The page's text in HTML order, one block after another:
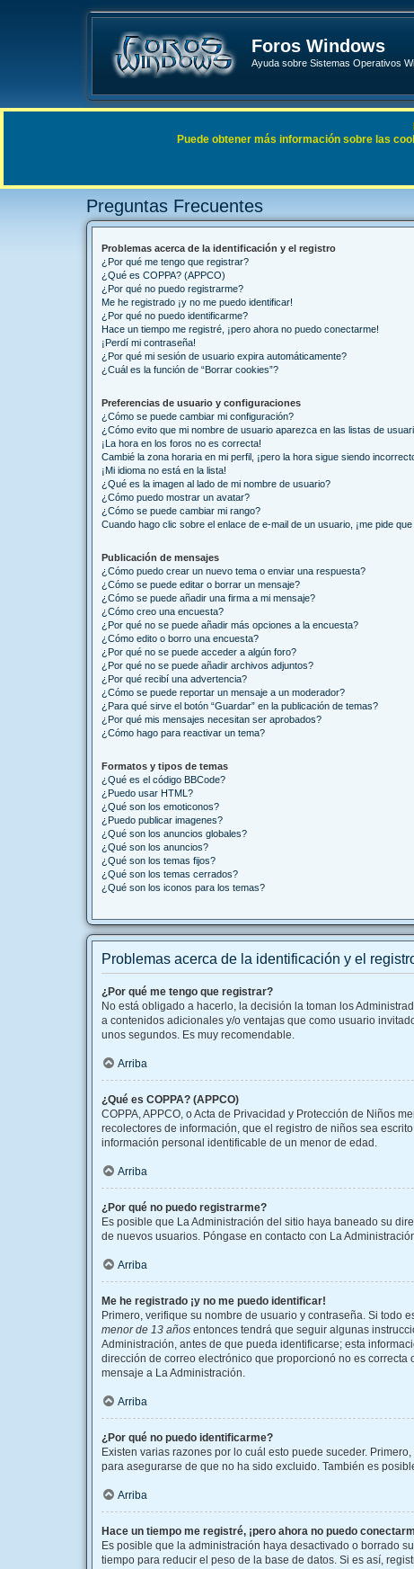
Foros Windows
Ayuda sobre Sistemas Operativos
Enlaces rápidos FAQ
Preguntas Frecuentes
Problemas acerca de la identificación y el registro
¿Por qué me tengo que registrar?
¿Qué es COPPA? (APPCO)
¿Por qué no puedo registrarme?
Me he registrado ¡y no me puedo identificar!
¿Por qué no puedo identificarme?
Hace un tiempo me registré, ¡pero ahora no puedo conectarme!
¡Perdí mi contraseña!
¿Por qué mi sesión de usuario expira automáticamente?
¿Cuál es la función de “Borrar cookies”?
Preferencias de usuario y configuraciones
¿Cómo se puede cambiar mi configuración?
¿Cómo evito que mi nombre de usuario aparezca en las listas de
¡La hora en los foros no es correcta!
Cambié la zona horaria en mi perfil, ¡pero la hora sigue siendo
¡Mi idioma no está en la lista!
¿Qué es la imagen al lado de mi nombre de usuario?
¿Cómo puedo mostrar un avatar?
¿Cómo se puede cambiar mi rango?
Cuando hago clic sobre el enlace de e-mail de un usuario, ¡me pide
Publicación de mensajes
¿Cómo puedo crear un nuevo tema o enviar una respuesta?
¿Cómo se puede editar o borrar un mensaje?
¿Cómo se puede añadir una firma a mi mensaje?
¿Cómo creo una encuesta?
¿Por qué no se puede añadir más opciones a la encuesta?
¿Cómo edito o borro una encuesta?
¿Por qué no se puede acceder a algún foro?
¿Por qué no se puede añadir archivos adjuntos?
¿Por qué recibí una advertencia?
¿Cómo se puede reportar un mensaje a un moderador?
¿Para qué sirve el botón “Guardar” en la publicación de temas?
¿Por qué mis mensajes necesitan ser aprobados?
¿Cómo hago para reactivar un tema?
Formatos y tipos de temas
¿Qué es el código BBCode?
¿Puedo usar HTML?
¿Qué son los emoticonos?
¿Puedo publicar imagenes?
¿Qué son los anuncios globales?
¿Qué son los anuncios?
¿Qué son los temas fijos?
¿Qué son los temas cerrados?
¿Qué son los iconos para los temas?
Problemas acerca de la identificación y el
¿Por qué me tengo que registrar?
No está obligado a hacerlo, la decisión la toman los
a contenidos adicionales y/o ventajas que como usuario
unos segundos. Es muy recomendable.
Arriba
¿Qué es COPPA? (APPCO)
COPPA, APPCO, o Acta de Privacidad y Protección de Niños
recolectores de información, que el registro de niños sea
información personal identificable de un menor de edad.
Arriba
¿Por qué no puedo registrarme?
Es posible que La Administración del sitio haya baneado su
de nuevos usuarios. Póngase en contacto con La
Arriba
Me he registrado ¡y no me puedo identificar!
Primero, verifique su nombre de usuario y contraseña. Si todo
menor de 13 años entonces tendrá que seguir algunas
Administración, antes de que pueda identificarse; esta
dirección de correo electrónico que proporcionó no es
mensaje a La Administración.
Arriba
¿Por qué no puedo identificarme?
Existen varias razones por lo cuál esto puede suceder.
para asegurarse de que no ha sido excluido. También es
Arriba
Hace un tiempo me registré, ¡pero ahora no puedo
Es posible que la administración haya desactivado o borrado
tiempo para reducir el peso de la base de datos. Si es así,
Puede obtener más información sobre las